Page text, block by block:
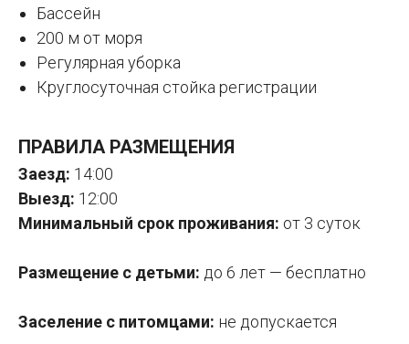
Бассейн
200 м от моря
Регулярная уборка
Круглосуточная стойка регистрации
ПРАВИЛА РАЗМЕЩЕНИЯ
Заезд: 14:00
Выезд: 12:00
Минимальный срок проживания: от 3 суток
Размещение с детьми: до 6 лет — бесплатно
Заселение с питомцами: не допускается